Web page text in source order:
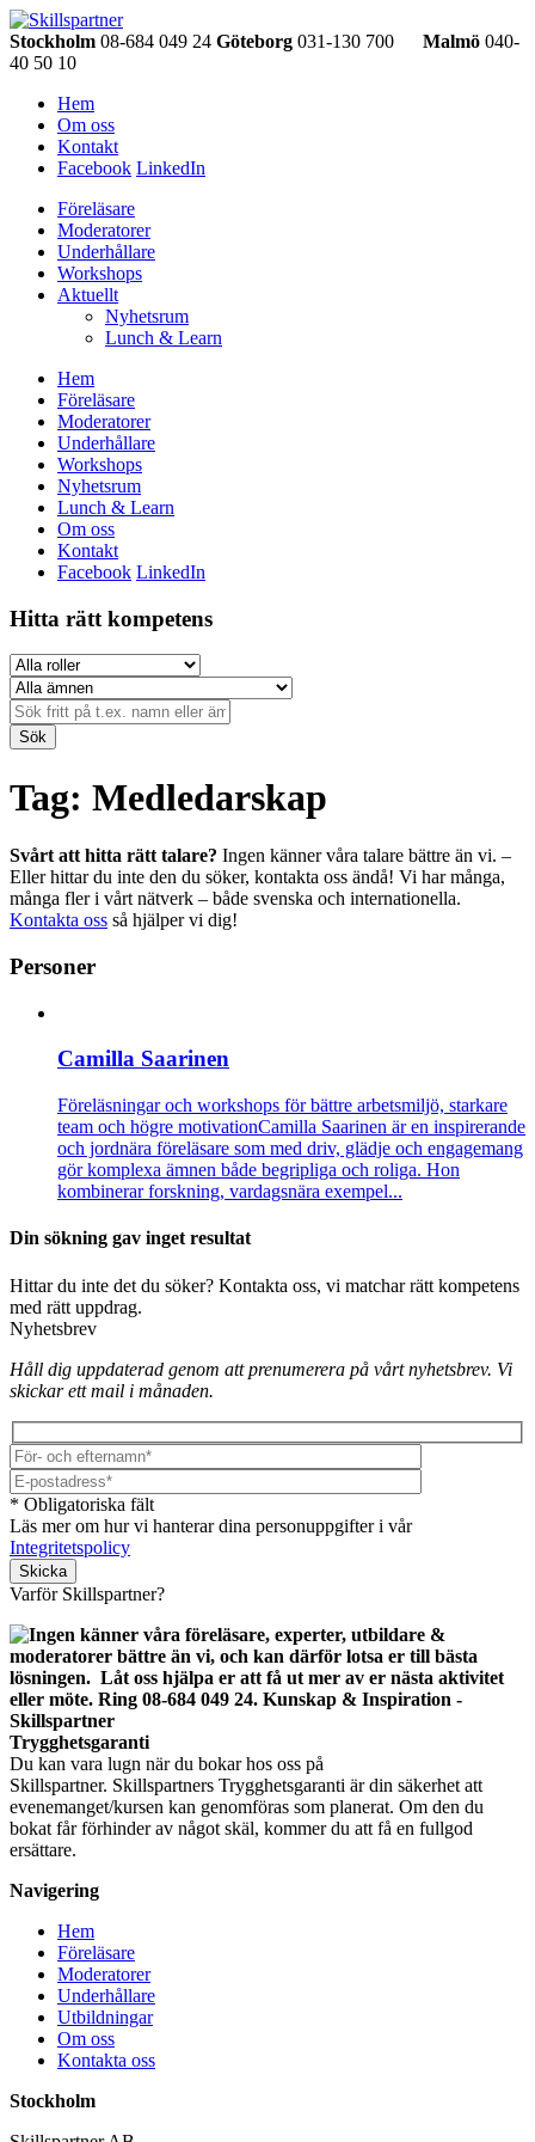
Stockholm 08-684 049 24 Göteborg 031-130 700 Malmö 040-
40 50 10
Hem
Om oss
Kontakt
Facebook LinkedIn
Föreläsare
Moderatorer
Underhållare
Workshops
Aktuellt
Nyhetsrum
Lunch & Learn
Hem
Föreläsare
Moderatorer
Underhållare
Workshops
Nyhetsrum
Lunch & Learn
Om oss
Kontakt
Facebook LinkedIn
Hitta rätt kompetens
Sök
Tag: Medledarskap
Svårt att hitta rätt talare? Ingen känner våra talare bättre än vi. –
Eller hittar du inte den du söker, kontakta oss ändå! Vi har många,
många fler i vårt nätverk – både svenska och internationella.
Kontakta oss så hjälper vi dig!
Personer
Camilla Saarinen
Föreläsningar och workshops för bättre arbetsmiljö, starkare
team och högre motivationCamilla Saarinen är en inspirerande
och jordnära föreläsare som med driv, glädje och engagemang
gör komplexa ämnen både begripliga och roliga. Hon
kombinerar forskning, vardagsnära exempel...
Din sökning gav inget resultat
Hittar du inte det du söker? Kontakta oss, vi matchar rätt kompetens
med rätt uppdrag.
Nyhetsbrev
Håll dig uppdaterad genom att prenumerera på vårt nyhetsbrev. Vi
skickar ett mail i månaden.
* Obligatoriska fält
Läs mer om hur vi hanterar dina personuppgifter i vår
Integritetspolicy
Lämna detta fält tomt.
Varför Skillspartner?
Trygghetsgaranti
Du kan vara lugn när du bokar hos oss på
Skillspartner. Skillspartners Trygghetsgaranti är din säkerhet att
evenemanget/kursen kan genomföras som planerat. Om den du
bokat får förhinder av något skäl, kommer du att få en fullgod
ersättare.
Navigering
Hem
Föreläsare
Moderatorer
Underhållare
Utbildningar
Om oss
Kontakta oss
Stockholm